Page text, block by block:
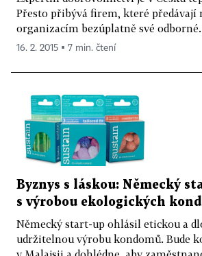
Přesto přibývá firem, které předávají
organizacím bezúplatně své
16. 2. 2015 ▪ 7 min. čtení
Byznys s láskou: Německý
s výrobou ekologických
Německý start-up ohlásil etickou a
udržitelnou výrobu kondomů. Bude